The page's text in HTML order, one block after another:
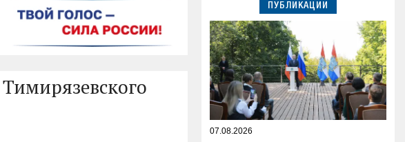
ПУБЛИКАЦИИ
07.08.2026